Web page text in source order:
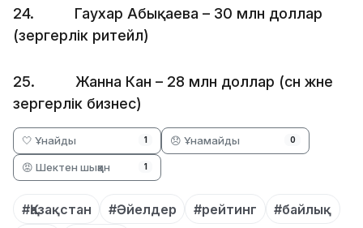
24. Гаухар Абықаева – 30 млн доллар
(зергерлік ритейл)
25. Жанна Кан – 28 млн доллар (сән және
зергерлік бизнес)
🤍 Ұнайды 1 😞 Ұнамайды 0
😡 Шектен шыққан 1
#Қазақстан #Әйелдер #рейтинг
#байлық